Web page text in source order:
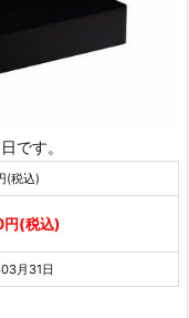
です。
(税込)
(税込)
月31日